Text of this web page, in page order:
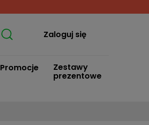
Zaloguj się
Promocje Zestawy
prezentowe